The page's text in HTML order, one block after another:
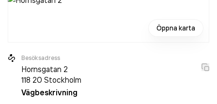
Öppna karta
Besöksadress
Hornsgatan 2
118 20 Stockholm
Vägbeskrivning